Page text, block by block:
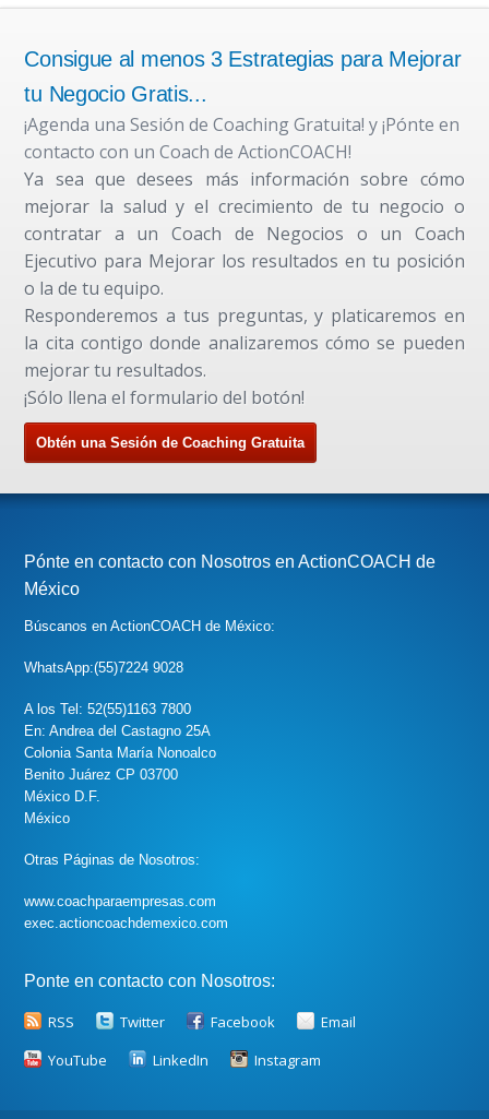
Consigue al menos 3 Estrategias para Mejorar
tu Negocio Gratis...
¡Agenda una Sesión de Coaching Gratuita! y ¡Pónte en
contacto con un Coach de ActionCOACH!
Ya sea que desees más información sobre cómo
mejorar la salud y el crecimiento de tu negocio o
contratar a un Coach de Negocios o un Coach
Ejecutivo para Mejorar los resultados en tu posición
o la de tu equipo.
Responderemos a tus preguntas, y platicaremos en
la cita contigo donde analizaremos cómo se pueden
mejorar tu resultados.
¡Sólo llena el formulario del botón!
Obtén una Sesión de Coaching Gratuita
Pónte en contacto con Nosotros en ActionCOACH de
México
Búscanos en ActionCOACH de México:
WhatsApp:(55)7224 9028
A los Tel: 52(55)1163 7800
En: Andrea del Castagno 25A
Colonia Santa María Nonoalco
Benito Juárez CP 03700
México D.F.
México
Otras Páginas de Nosotros:
www.coachparaempresas.com
exec.actioncoachdemexico.com
Ponte en contacto con Nosotros:
RSS Twitter Facebook
Email
YouTube
LinkedIn Instagram